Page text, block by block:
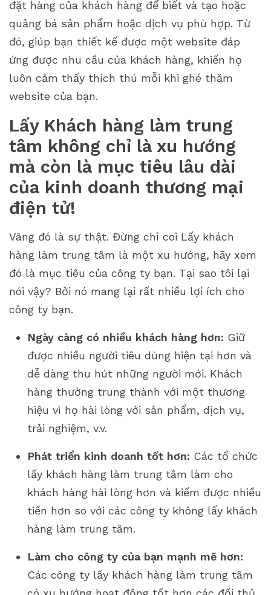
đặt hàng của khách hàng để biết và tạo hoặc
quảng bá sản phẩm hoặc dịch vụ phù hợp. Từ
đó, giúp bạn thiết kế được một website đáp
ứng được nhu cầu của khách hàng, khiến họ
luôn cảm thấy thích thú mỗi khi ghé thăm
website của bạn.
Lấy Khách hàng làm trung
tâm không chỉ là xu hướng
mà còn là mục tiêu lâu dài
của kinh doanh thương mại
điện tử!
Vâng đó là sự thật. Đừng chỉ coi Lấy khách
hàng làm trung tâm là một xu hướng, hãy xem
đó là mục tiêu của công ty bạn. Tại sao tôi lại
nói vậy? Bởi nó mang lại rất nhiều lợi ích cho
công ty bạn.
Ngày càng có nhiều khách hàng hơn: Giữ
được nhiều người tiêu dùng hiện tại hơn và
dễ dàng thu hút những người mới. Khách
hàng thường trung thành với một thương
hiệu vì họ hài lòng với sản phẩm, dịch vụ,
trải nghiệm, v.v.
Phát triển kinh doanh tốt hơn: Các tổ chức
lấy khách hàng làm trung tâm làm cho
khách hàng hài lòng hơn và kiếm được nhiều
tiền hơn so với các công ty không lấy khách
hàng làm trung tâm.
Làm cho công ty của bạn mạnh mẽ hơn:
Các công ty lấy khách hàng làm trung tâm